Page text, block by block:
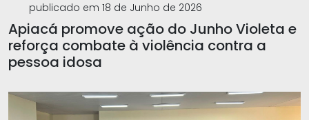
publicado em 18 de Junho de 2026
Apiacá promove ação do Junho Violeta e
reforça combate à violência contra a
pessoa idosa